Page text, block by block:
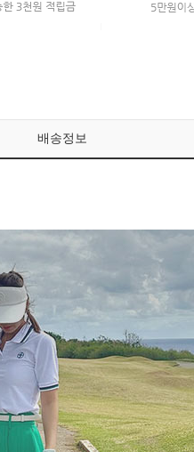
배송정보